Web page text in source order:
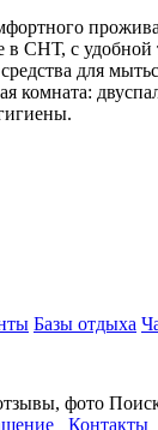
в СНТ, с
для
Базы отдыха
фото
Контакты